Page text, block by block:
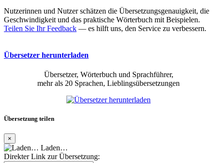
Nutzerinnen und Nutzer schätzen die Übersetzungsgenauigkeit, die
Geschwindigkeit und das praktische Wörterbuch mit Beispielen.
Teilen Sie Ihr Feedback — es hilft uns, den Service zu verbessern.